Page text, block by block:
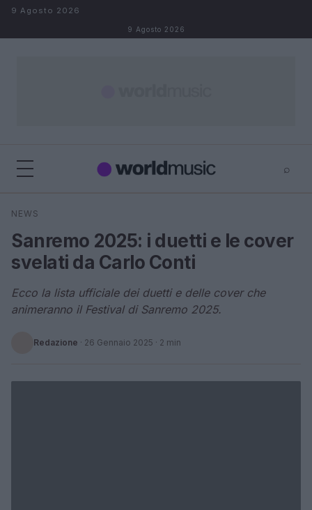
Salta al contenuto
9 Agosto 2026
9 Agosto 2026
⌕
Cerca
NEWS
Sanremo 2025: i duetti e le cover
svelati da Carlo Conti
Ecco la lista ufficiale dei duetti e delle cover che
animeranno il Festival di Sanremo 2025.
Redazione · 26 Gennaio 2025 · 2 min